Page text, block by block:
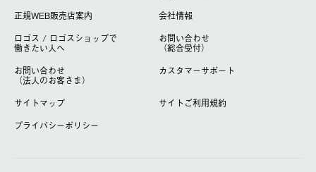
正規WEB販売店案内
会社情報
ロゴス / ロゴスショップで
働きたい人へ
お問い合わせ
（総合受付）
お問い合わせ
（法人のお客さま）
カスタマーサポート
サイトマップ
サイトご利用規約
プライバシーポリシー